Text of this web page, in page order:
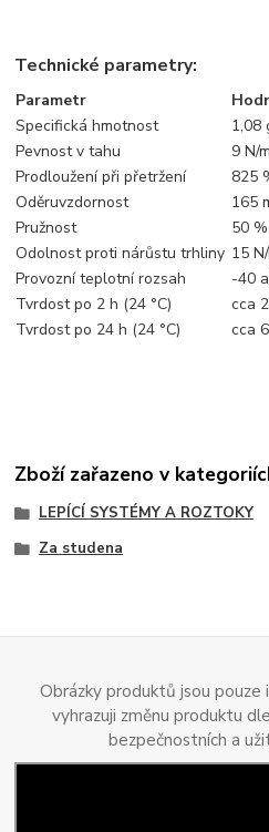
Technické parametry:
Parametr
Specifická hmotnost
1,08
Pevnost v tahu
9 N/
Prodloužení při přetržení
825
Oděruvzdornost
165
Pružnost
50 %
Odolnost proti nárůstu trhliny 15
Provozní teplotní rozsah
-40
Tvrdost po 2 h (24 °C)
cca
Tvrdost po 24 h (24 °C)
cca
Zboží zařazeno v
LEPÍCÍ SYSTÉMY A ROZTOKY
Za studena
Obrázky produktů jsou
vyhrazuji změnu produktu
bezpečnostních a